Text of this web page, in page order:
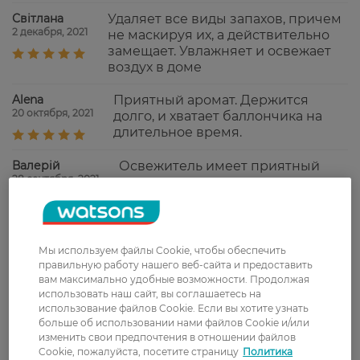
Світлана
2 декабря, 2021
Удаляет все виды запахов, причем
не маскируя их, а действительно
замещает. Увлажняет и освежает
воздух в доме
Alena
20 октября, 2021
Приятный аромат. Держится
долго, и хватает баллончика на
длительное время.
Валерій
28 сентября, 2021
Освежитель имеет приятный
аромат, хорошо освежает
помещение, стойкий.
Рекомендую!
Alina
10 августа, 2021
Классный, хорошо освежает,
аромат приятный, свежий, не
навязчивый.
Показати ще
Мы используем файлы Cookie, чтобы обеспечить
правильную работу нашего веб-сайта и предоставить
вам максимально удобные возможности. Продолжая
использовать наш сайт, вы соглашаетесь на
использование файлов Cookie. Если вы хотите узнать
больше об использовании нами файлов Cookie и/или
изменить свои предпочтения в отношении файлов
Cookie, пожалуйста, посетите страницу Политика